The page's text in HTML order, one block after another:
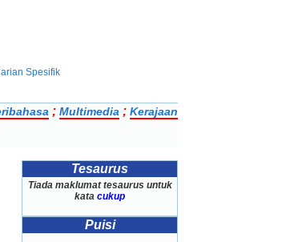
Spesifik
; Multimedia ; Kerajaan
Tesaurus
Tiada maklumat tesaurus untuk
kata cukup
Puisi